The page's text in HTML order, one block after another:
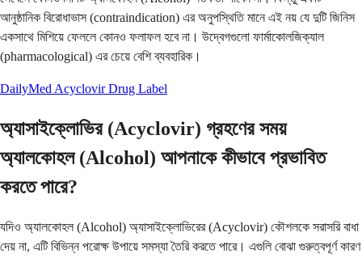
আনুষ্ঠানিক বিরোধাভাস (contraindication) এর অনুপস্থিতি মানে এই নয় যে দুটি জিনিস
একসাথে মিশিয়ে ফেললে কোনও ফলাফল হবে না। উদ্বেগগুলো ফার্মাকোলজিক্যাল
(pharmacological) এর চেয়ে বেশি ব্যবহারিক।
DailyMed Acyclovir Drug Label
অ্যাসাইক্লোভির (Acyclovir) গ্রহণের সময়
অ্যালকোহল (Alcohol) আপনাকে কীভাবে প্রভাবিত
করতে পারে?
যদিও অ্যালকোহল (Alcohol) অ্যাসাইক্লোভিরের (Acyclovir) কৌশলকে সরাসরি বাধা
দেয় না, এটি বিভিন্ন পরোক্ষ উপায়ে সমস্যা তৈরি করতে পারে। এগুলি বোঝা গুরুত্বপূর্ণ কারণ